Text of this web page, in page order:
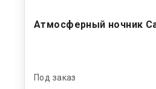
Атмосферный ночник
Под заказ